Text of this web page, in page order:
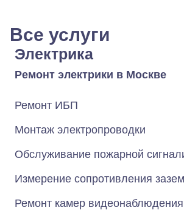
Все услуги
Электрика
Ремонт электрики в Москве
Ремонт ИБП
Монтаж электропроводки
Обслуживание пожарной
Измерение сопротивления
Ремонт камер видеонаблюдения